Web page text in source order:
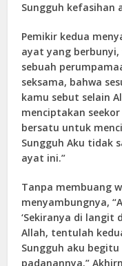
Sungguh kefasihan
Pemikir kedua
ayat yang berbunyi,
sebuah
seksama, bahwa
kamu sebut selain
menciptakan
bersatu untuk
Sungguh Aku tidak
ayat ini.”
Tanpa membuang
menyambungnya,
‘Sekiranya di langit
Allah, tentulah
Sungguh aku
padanannya.”